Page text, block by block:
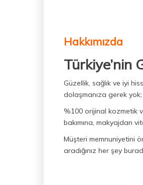
Hakkımızda
Türkiye’nin
Güzellik, sağlık ve iyi
dolaşmanıza gerek
%100 orijinal kozmetik
bakımına, makyajdan
Müşteri memnuniyetini
aradığınız her şey